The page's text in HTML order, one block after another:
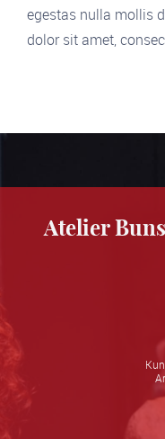
egestas nulla mollis
dolor sit amet,
Atelier